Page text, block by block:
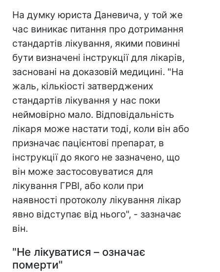
На думку юриста Даневича, у той же
час виникає питання про дотримання
стандартів лікування, якими повинні
бути визначені інструкції для лікарів,
засновані на доказовій медицині. "На
жаль, кількіості затверджених
стандартів лікування у нас поки
неймовірно мало. Відповідальність
лікаря може настати тоді, коли він або
призначає пацієнтові препарат, в
інструкції до якого не зазначено, що
він може застосовуватися для
лікування ГРВІ, або коли при
наявності протоколу лікування лікар
явно відступає від нього", - зазначає
він.
"Не лікуватися – означає
померти"